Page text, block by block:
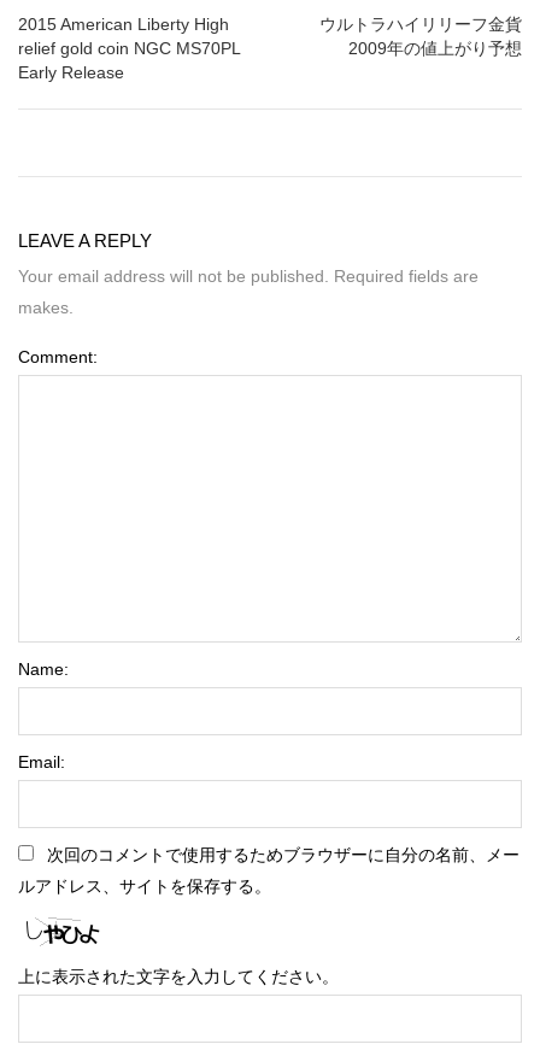
2015 American Liberty High
relief gold coin NGC MS70PL
Early Release
ウルトラハイリリーフ金貨
2009年の値上がり予想
LEAVE A REPLY
Your email address will not be published. Required fields are
makes.
Comment:
Name:
Email:
次回のコメントで使用するためブラウザーに自分の名前、メー
ルアドレス、サイトを保存する。
上に表示された文字を入力してください。